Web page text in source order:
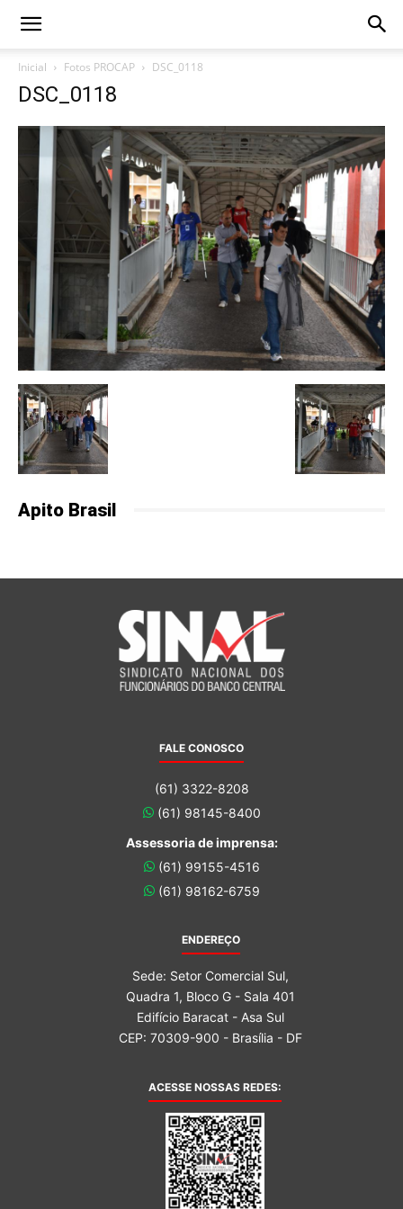
Inicial Fotos PROCAP DSC_0118
DSC_0118
Apito Brasil
FALE CONOSCO
(61) 3322-8208
(61) 98145-8400
Assessoria de imprensa:
(61) 99155-4516
(61) 98162-6759
ENDEREÇO
Sede: Setor Comercial Sul,
Quadra 1, Bloco G - Sala 401
Edifício Baracat - Asa Sul
CEP: 70309-900 - Brasília - DF
ACESSE NOSSAS REDES: